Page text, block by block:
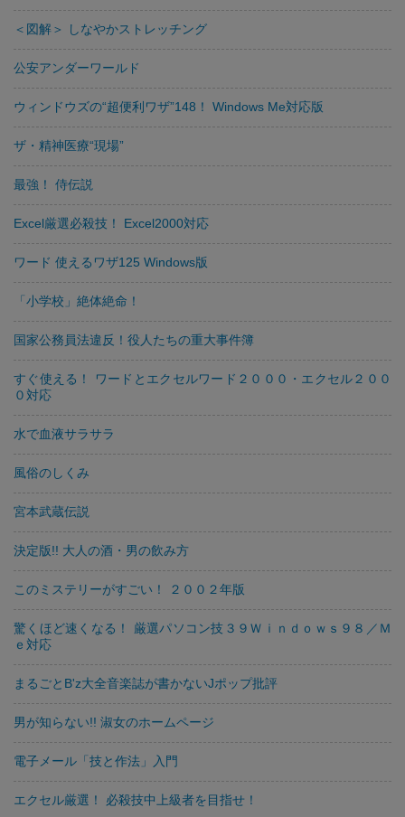
＜図解＞ しなやかストレッチング
公安アンダーワールド
ウィンドウズの“超便利ワザ”148！ Windows Me対応版
ザ・精神医療“現場”
最強！ 侍伝説
Excel厳選必殺技！ Excel2000対応
ワード 使えるワザ125 Windows版
「小学校」絶体絶命！
国家公務員法違反！役人たちの重大事件簿
すぐ使える！ ワードとエクセルワード２０００・エクセル２００
０対応
水で血液サラサラ
風俗のしくみ
宮本武蔵伝説
決定版!! 大人の酒・男の飲み方
このミステリーがすごい！ ２００２年版
驚くほど速くなる！ 厳選パソコン技３９Ｗｉｎｄｏｗｓ９８／Ｍ
ｅ対応
まるごとB'z大全音楽誌が書かないJポップ批評
男が知らない!! 淑女のホームページ
電子メール「技と作法」入門
エクセル厳選！ 必殺技中上級者を目指せ！